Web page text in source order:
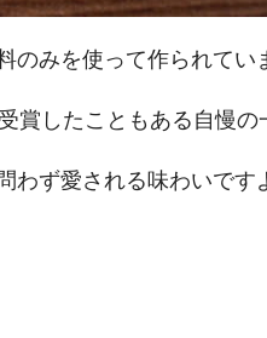
みを使って作られてい
賞したこともある自慢の
ず愛される味わいです